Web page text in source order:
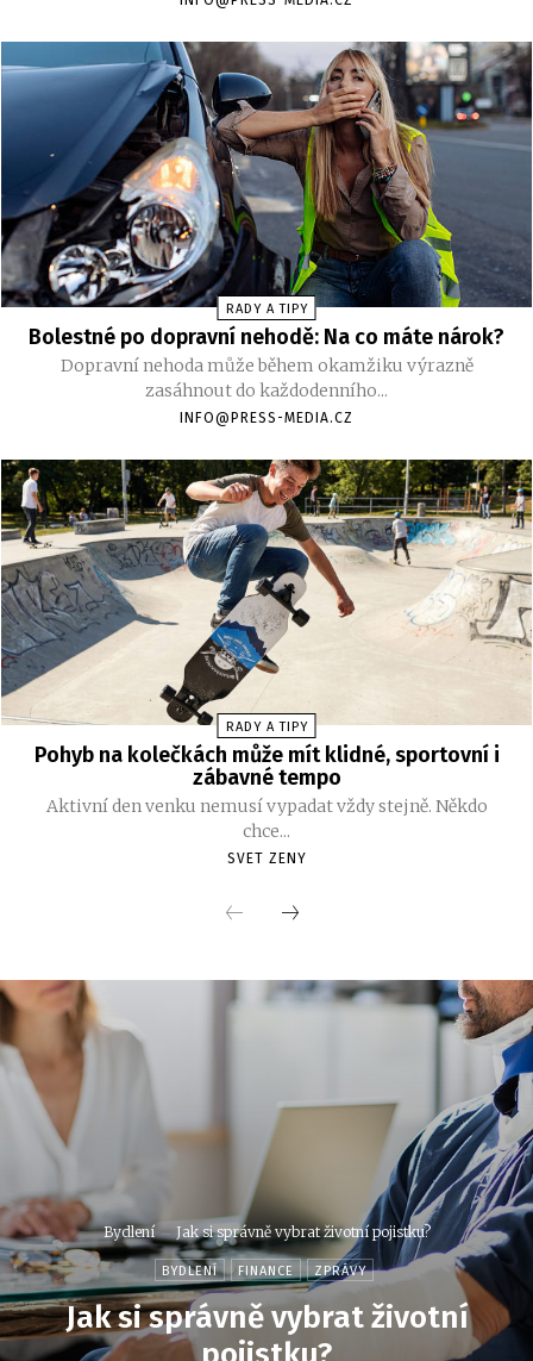
RADY A TIPY
Bolestné po dopravní nehodě: Na co máte nárok?
Dopravní nehoda může během okamžiku výrazně
zasáhnout do každodenního...
INFO@PRESS-MEDIA.CZ
RADY A TIPY
Pohyb na kolečkách může mít klidné, sportovní i
zábavné tempo
Aktivní den venku nemusí vypadat vždy stejně. Někdo
chce...
SVET ZENY